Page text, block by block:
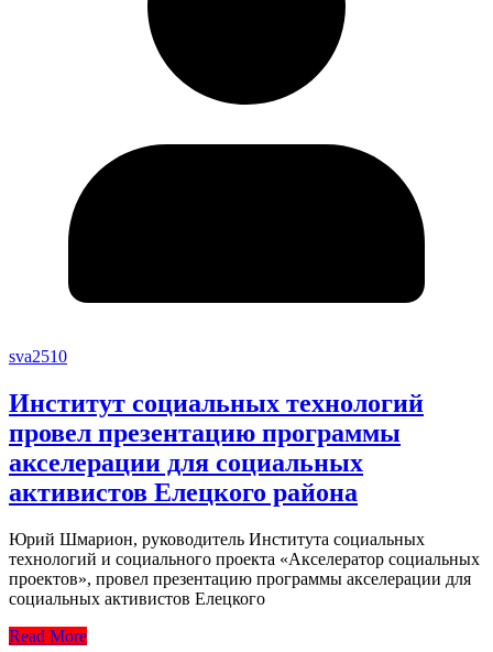
sva2510
Институт социальных технологий
провел презентацию программы
акселерации для социальных
активистов Елецкого района
Юрий Шмарион, руководитель Института социальных
технологий и социального проекта «Акселератор социальных
проектов», провел презентацию программы акселерации для
социальных активистов Елецкого
Read More